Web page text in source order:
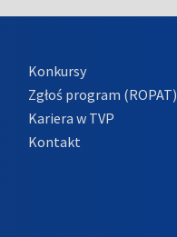
Konkursy
Zgłoś program (ROPAT)
Kariera w TVP
Kontakt